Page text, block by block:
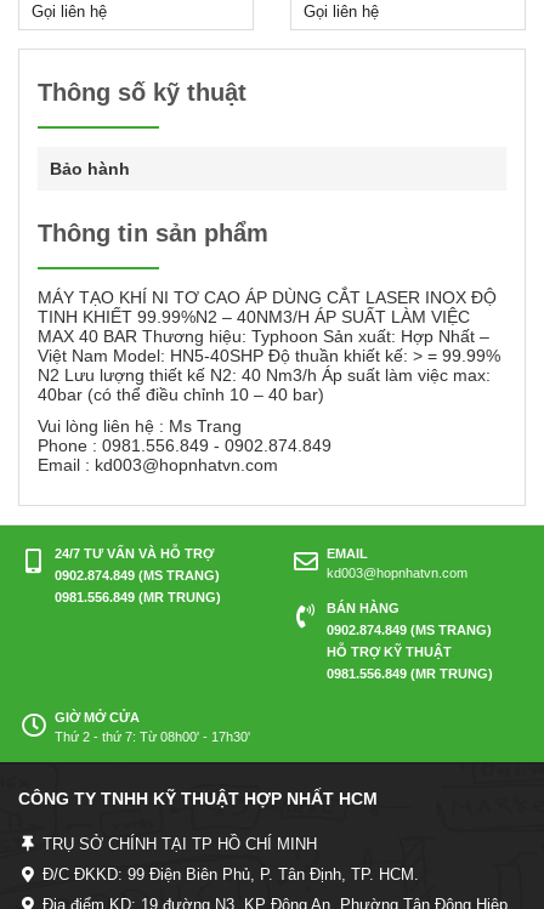
Gọi liên hệ Gọi liên hệ
Thông số kỹ thuật
Bảo hành
Thông tin sản phẩm
MÁY TẠO KHÍ NI TƠ CAO ÁP DÙNG CẮT LASER INOX ĐỘ
TINH KHIẾT 99.99%N2 – 40NM3/H ÁP SUẤT LÀM VIỆC
MAX 40 BAR Thương hiệu: Typhoon Sản xuất: Hợp Nhất –
Việt Nam Model: HN5-40SHP Độ thuần khiết kế: > = 99.99%
N2 Lưu lượng thiết kế N2: 40 Nm3/h Áp suất làm việc max:
40bar (có thể điều chỉnh 10 – 40 bar)
Vui lòng liên hệ : Ms Trang
Phone : 0981.556.849 - 0902.874.849
Email : kd003@hopnhatvn.com
24/7 TƯ VẤN VÀ HỖ TRỢ
0902.874.849 (MS TRANG)
0981.556.849 (MR TRUNG)
EMAIL
kd003@hopnhatvn.com
BÁN HÀNG
0902.874.849 (MS TRANG)
HỖ TRỢ KỸ THUẬT
0981.556.849 (MR TRUNG)
GIỜ MỞ CỬA
Thứ 2 - thứ 7: Từ 08h00' - 17h30'
CÔNG TY TNHH KỸ THUẬT HỢP NHẤT HCM
TRỤ SỞ CHÍNH TẠI TP HỒ CHÍ MINH
Đ/C ĐKKD: 99 Điện Biên Phủ, P. Tân Định, TP. HCM.
Địa điểm KD: 19 đường N3, KP Đông An, Phường Tân Đông Hiệp,